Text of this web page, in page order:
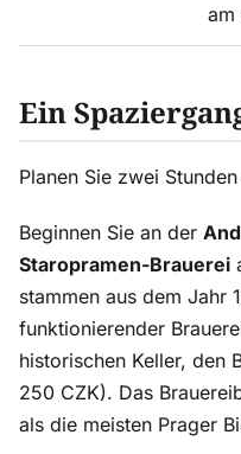
am
Ein
Planen Sie zwei
Beginnen Sie an der
Staropramen-Brauerei
stammen aus dem Jahr
funktionierender
historischen Keller, den
250 CZK). Das
als die meisten Prager